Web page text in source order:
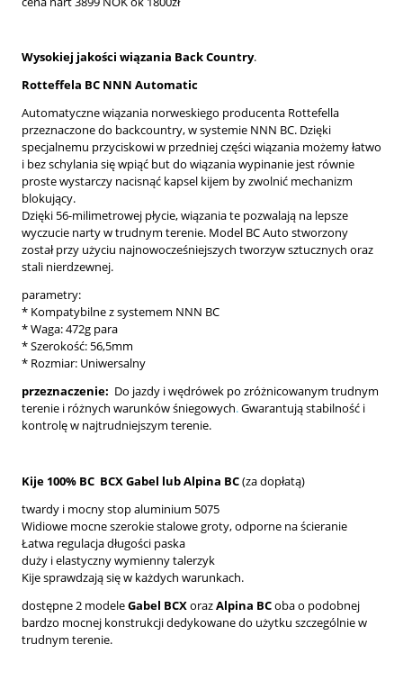
Wysokiej jakości wiązania Back Country.
Rotteffela BC NNN Automatic
Automatyczne wiązania norweskiego producenta Rottefella
przeznaczone do backcountry, w systemie NNN BC. Dzięki
specjalnemu przyciskowi w przedniej części wiązania możemy łatwo
i bez schylania się wpiąć but do wiązania wypinanie jest równie
proste wystarczy nacisnąć kapsel kijem by zwolnić mechanizm
blokujący.
Dzięki 56-milimetrowej płycie, wiązania te pozwalają na lepsze
wyczucie narty w trudnym terenie. Model BC Auto stworzony
został przy użyciu najnowocześniejszych tworzyw sztucznych oraz
stali nierdzewnej.
parametry:
* Kompatybilne z systemem NNN BC
* Waga: 472g para
* Szerokość: 56,5mm
* Rozmiar: Uniwersalny
przeznaczenie: Do jazdy i wędrówek po zróżnicowanym trudnym
terenie i różnych warunków śniegowych.Gwarantują stabilność i
kontrolę w najtrudniejszym terenie.
Kije 100% BC BCX Gabel lub Alpina BC(za dopłatą)
twardy i mocny stop aluminium 5075
Widiowe mocne szerokie stalowe groty, odporne na ścieranie
Łatwa regulacja długości paska
duży i elastyczny wymienny talerzyk
Kije sprawdzają się w każdych warunkach.
dostępne 2 modeleGabel BCXorazAlpina BCoba o podobnej
bardzo mocnej konstrukcji dedykowane do użytku szczególnie w
trudnym terenie.